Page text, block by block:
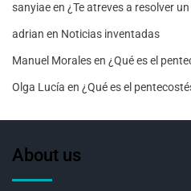
sanyiaeen ¿Te atreves a resolver
adrian en Noticias inventadas
Manuel Moralesen ¿Qué es el
Olga Lucía en ¿Qué es el
About us